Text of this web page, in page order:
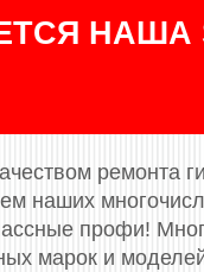
НАША
ремонта
наших
профи!
марок и